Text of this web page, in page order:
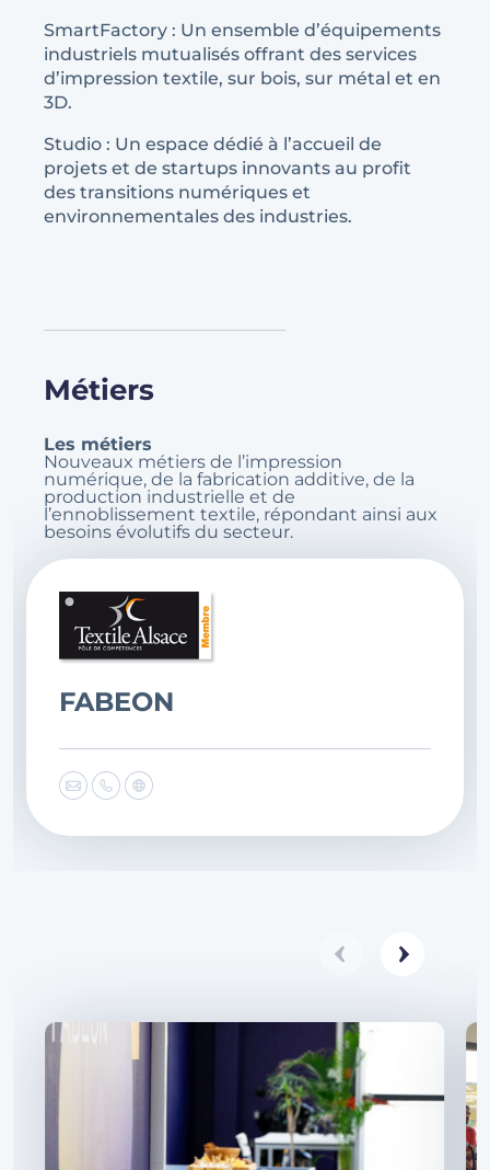
SmartFactory : Un ensemble d’équipements
industriels mutualisés offrant des services
d’impression textile, sur bois, sur métal et en
3D.
Studio : Un espace dédié à l’accueil de
projets et de startups innovants au profit
des transitions numériques et
environnementales des industries.
Métiers
Les métiers
Nouveaux métiers de l’impression
numérique, de la fabrication additive, de la
production industrielle et de
l’ennoblissement textile, répondant ainsi aux
besoins évolutifs du secteur.
FABEON